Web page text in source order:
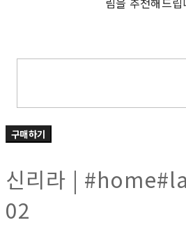
구매하기
신리라 |
02